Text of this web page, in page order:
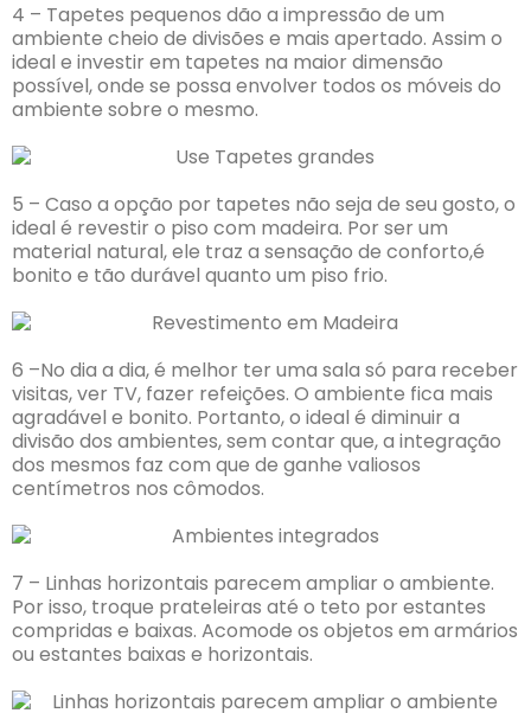
4 – Tapetes pequenos dão a impressão de um
ambiente cheio de divisões e mais apertado. Assim o
ideal e investir em tapetes na maior dimensão
possível, onde se possa envolver todos os móveis do
ambiente sobre o mesmo.
5 – Caso a opção por tapetes não seja de seu gosto, o
ideal é revestir o piso com madeira. Por ser um
material natural, ele traz a sensação de conforto,é
bonito e tão durável quanto um piso frio.
6 –No dia a dia, é melhor ter uma sala só para receber
visitas, ver TV, fazer refeições. O ambiente fica mais
agradável e bonito. Portanto, o ideal é diminuir a
divisão dos ambientes, sem contar que, a integração
dos mesmos faz com que de ganhe valiosos
centímetros nos cômodos.
7 – Linhas horizontais parecem ampliar o ambiente.
Por isso, troque prateleiras até o teto por estantes
compridas e baixas. Acomode os objetos em armários
ou estantes baixas e horizontais.